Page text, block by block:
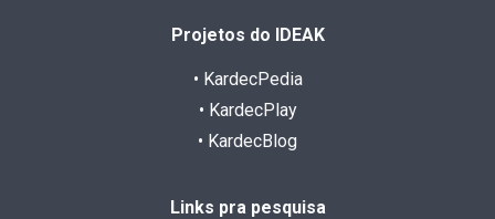
Projetos do IDEAK
• KardecPedia
• KardecPlay
• KardecBlog
Links pra pesquisa